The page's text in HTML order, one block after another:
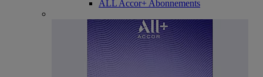
ALL Accor+ Abonnements